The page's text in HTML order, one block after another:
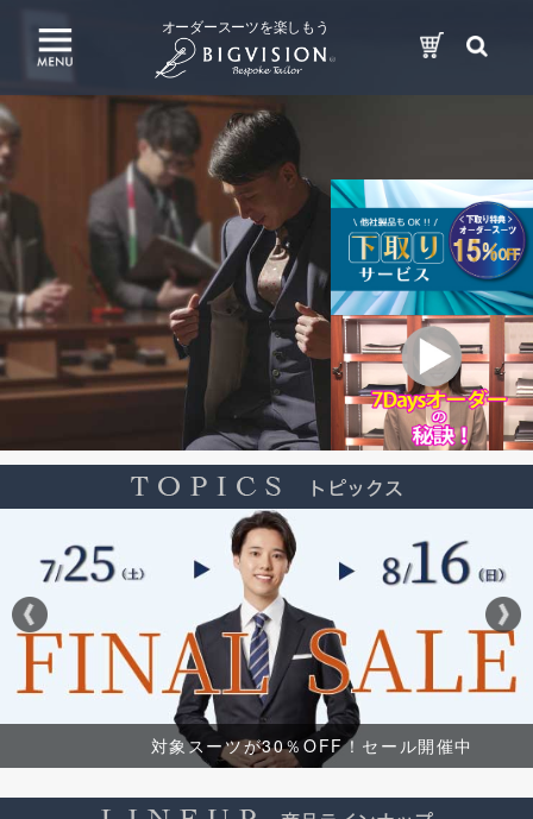
オーダースーツを楽しもう
対象スーツが30％OFF！セール開催中